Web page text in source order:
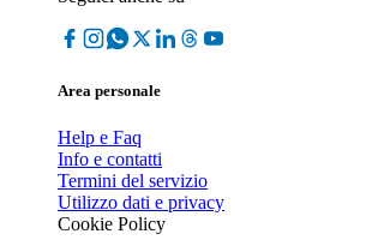
Area personale
Help e Faq
Info e contatti
Termini del servizio
Utilizzo dati e privacy
Cookie Policy